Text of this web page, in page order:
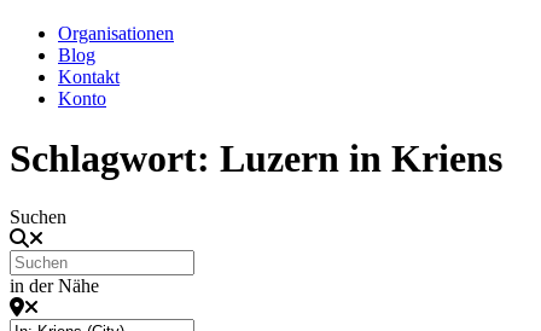
Organisationen
Blog
Kontakt
Konto
Schlagwort: Luzern in Kriens
Suchen
in der Nähe